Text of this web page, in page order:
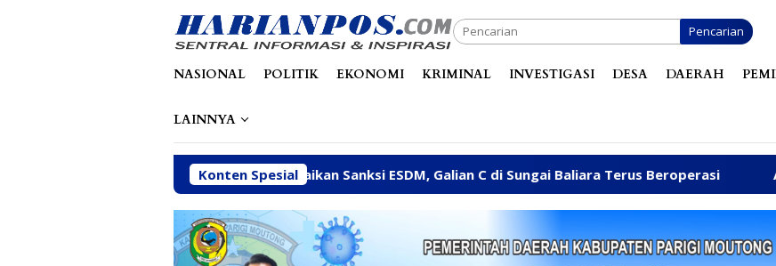
Pencarian
NASIONAL POLITIK EKONOMI KRIMINAL INVESTIGASI DESA DAERAH
LAINNYA
Konten Spesial
Abaikan Sanksi ESDM, Galian C di Sungai Baliara Terus Beroperasi Arpan Sahar